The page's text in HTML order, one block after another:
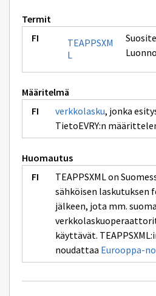
Termit
TEAPPSXM
L
Määritelmä
verkkolasku, jonka
TietoEVRY:n
Huomautus
TEAPPSXML on
sähköisen laskutuksen
jälkeen, jota mm.
käyttävät.
noudattaa Eurooppa-